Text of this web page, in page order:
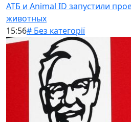
АТБ и Animal ID запустили
животных
15:56# Без категорії